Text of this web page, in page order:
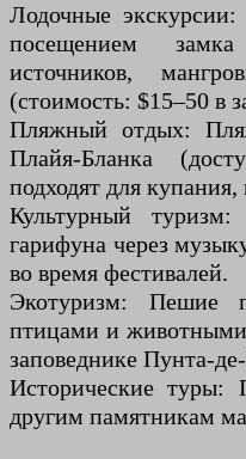
Лодочные
посещением
источников,
(стоимость: $15–50 в
Пляжный отдых:
Плайя-Бланка
подходят для
Культурный
гарифуна через
во время фестивалей.
Экотуризм: Пешие
птицами и
заповеднике Пунта-
Исторические
другим памятникам